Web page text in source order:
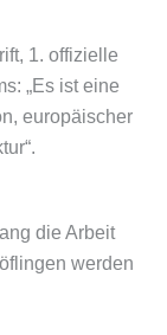
1. offizielle
„Es ist eine
europäischer
die Arbeit
werden